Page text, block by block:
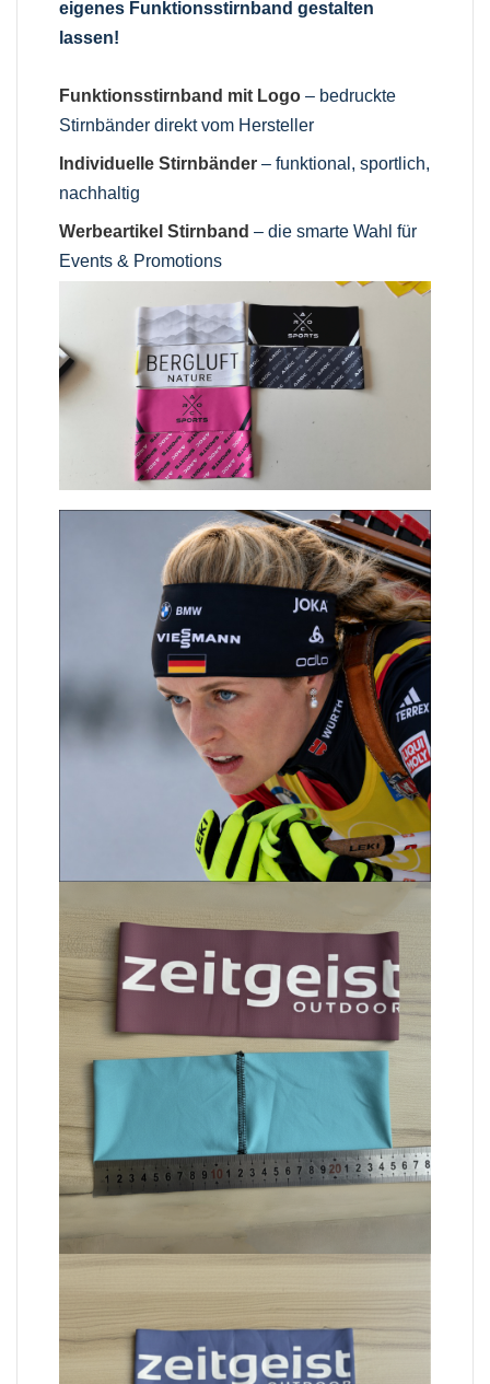
eigenes Funktionsstirnband gestalten
lassen!
Funktionsstirnband mit Logo – bedruckte
Stirnbänder direkt vom Hersteller
Individuelle Stirnbänder – funktional, sportlich,
nachhaltig
Werbeartikel Stirnband – die smarte Wahl für
Events & Promotions